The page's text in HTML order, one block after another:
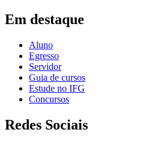
Em destaque
Aluno
Egresso
Servidor
Guia de cursos
Estude no IFG
Concursos
Redes Sociais